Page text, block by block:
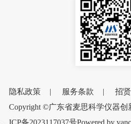
隐私政策 | 服务条款 | 招
Copyright ©广东省麦思科学仪器创